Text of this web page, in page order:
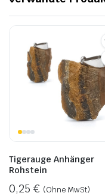
Tigerauge Anhänger
Rohstein
0,25 € (Ohne MwSt)